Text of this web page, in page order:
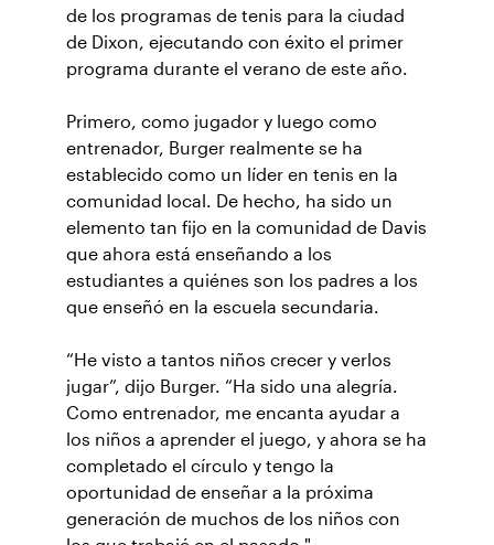
de los programas de tenis para la ciudad
de Dixon, ejecutando con éxito el primer
programa durante el verano de este año.
Primero, como jugador y luego como
entrenador, Burger realmente se ha
establecido como un líder en tenis en la
comunidad local. De hecho, ha sido un
elemento tan fijo en la comunidad de Davis
que ahora está enseñando a los
estudiantes a quiénes son los padres a los
que enseñó en la escuela secundaria.
“He visto a tantos niños crecer y verlos
jugar”, dijo Burger. “Ha sido una alegría.
Como entrenador, me encanta ayudar a
los niños a aprender el juego, y ahora se ha
completado el círculo y tengo la
oportunidad de enseñar a la próxima
generación de muchos de los niños con